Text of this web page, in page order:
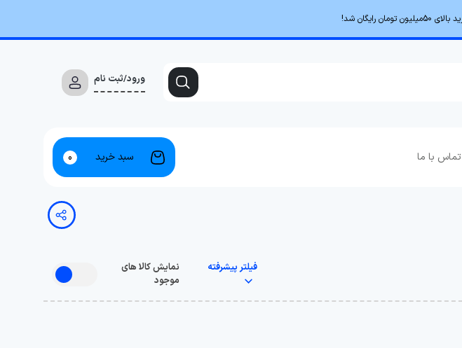
ورود/ثبت نام
تماس با ما سبد خرید 0
فیلتر پیشرفته
نمایش کالا های
موجود